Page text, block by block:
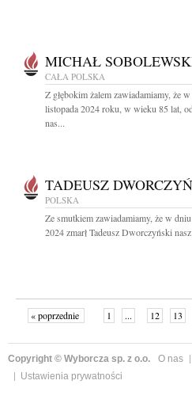
MICHAŁ
CAŁA POLSKA
Z głębokim żalem zawiadamiamy, że
listopada 2024 roku, w wieku 85 lat,
nas...
TADEUSZ
POLSKA
Ze smutkiem zawiadamiamy, że w
2024 zmarł Tadeusz Dworczyński
« poprzednie 1 ... 12 13
Copyright © Wyborcza sp. z o.o. O nas
Ustawienia prywatności